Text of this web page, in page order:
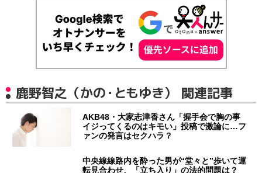
鹿野智之（かの・ともゆき） 関連記事
AKB48・大家志津香さん「握手会で胸の事
イジってくるのはキモい」投稿で激論に…フ
ァンの発言はセクハラ？
中央線線路内を酔った男が“堂々と”歩いて運
転見合わせ、「立ち入り」の法的問題は？